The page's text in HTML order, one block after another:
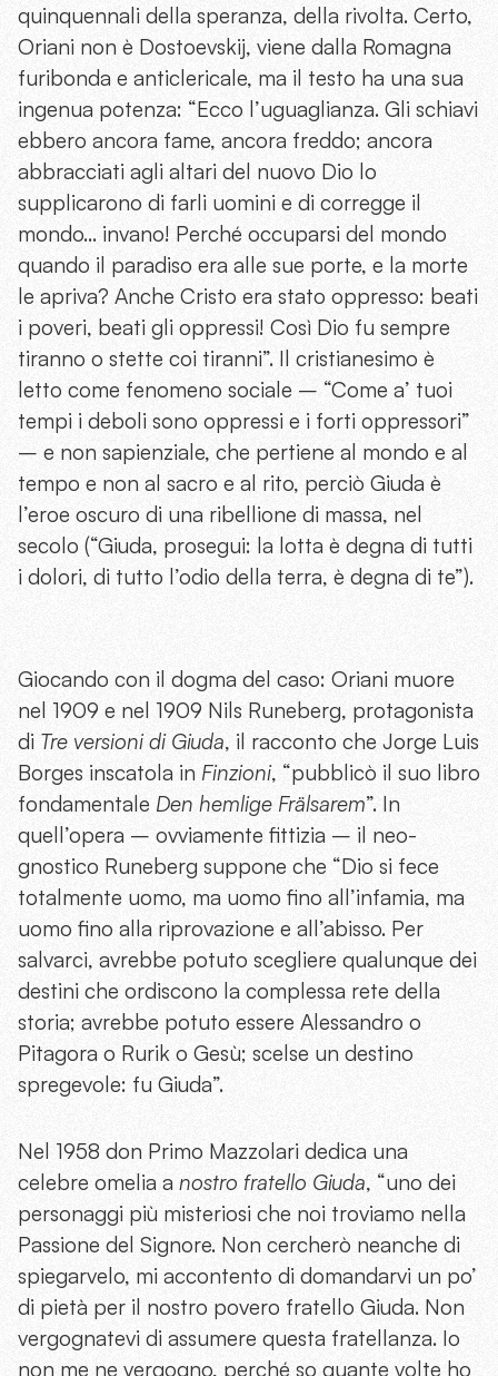
quinquennali della speranza, della rivolta. Certo,
Oriani non è Dostoevskij, viene dalla Romagna
furibonda e anticlericale, ma il testo ha una sua
ingenua potenza: “Ecco l’uguaglianza. Gli schiavi
ebbero ancora fame, ancora freddo; ancora
abbracciati agli altari del nuovo Dio lo
supplicarono di farli uomini e di corregge il
mondo… invano! Perché occuparsi del mondo
quando il paradiso era alle sue porte, e la morte
le apriva? Anche Cristo era stato oppresso: beati
i poveri, beati gli oppressi! Così Dio fu sempre
tiranno o stette coi tiranni”. Il cristianesimo è
letto come fenomeno sociale – “Come a’ tuoi
tempi i deboli sono oppressi e i forti oppressori”
– e non sapienziale, che pertiene al mondo e al
tempo e non al sacro e al rito, perciò Giuda è
l’eroe oscuro di una ribellione di massa, nel
secolo (“Giuda, prosegui: la lotta è degna di tutti
i dolori, di tutto l’odio della terra, è degna di te”).
Giocando con il dogma del caso: Oriani muore
nel 1909 e nel 1909 Nils Runeberg, protagonista
di Tre versioni di Giuda, il racconto che Jorge Luis
Borges inscatola in Finzioni, “pubblicò il suo libro
fondamentale Den hemlige Frälsarem”. In
quell’opera – ovviamente fittizia – il neo-
gnostico Runeberg suppone che “Dio si fece
totalmente uomo, ma uomo fino all’infamia, ma
uomo fino alla riprovazione e all’abisso. Per
salvarci, avrebbe potuto scegliere qualunque dei
destini che ordiscono la complessa rete della
storia; avrebbe potuto essere Alessandro o
Pitagora o Rurik o Gesù; scelse un destino
spregevole: fu Giuda”.
Nel 1958 don Primo Mazzolari dedica una
celebre omelia a nostro fratello Giuda, “uno dei
personaggi più misteriosi che noi troviamo nella
Passione del Signore. Non cercherò neanche di
spiegarvelo, mi accontento di domandarvi un po’
di pietà per il nostro povero fratello Giuda. Non
vergognatevi di assumere questa fratellanza. Io
non me ne vergogno, perché so quante volte ho